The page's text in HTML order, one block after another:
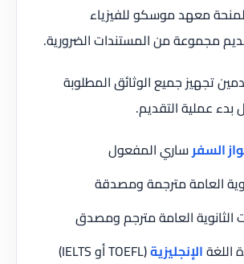
معهد موسكو للفيزياء
مجموعة من المستندات الضرورية.
تجهيز جميع الوثائق المطلوبة
بدء عملية التقديم.
السفرساري المفعول
العامة مترجمة ومصدقة
العامة مترجم ومصدق
اللغةالإنجليزية(TOEFL أو IELTS)